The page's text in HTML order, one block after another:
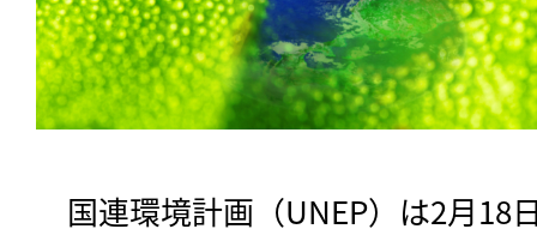
国連環境計画（UNEP）は2月18